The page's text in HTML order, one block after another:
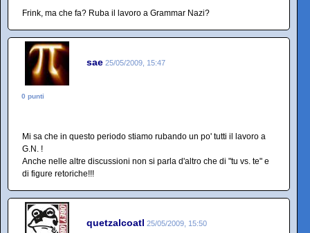
Frink, ma che fa? Ruba il lavoro a Grammar Nazi?
sae 25/05/2009, 15:47
0 punti
Mi sa che in questo periodo stiamo rubando un po' tutti il lavoro a
G.N. !
Anche nelle altre discussioni non si parla d'altro che di "tu vs. te" e
di figure retoriche!!!
quetzalcoatl 25/05/2009, 15:50